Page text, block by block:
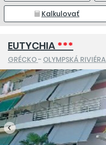
Kalkulovať
EUTYCHIA***
GRÉCKO- OLYMPSKÁ RIVIÉRA